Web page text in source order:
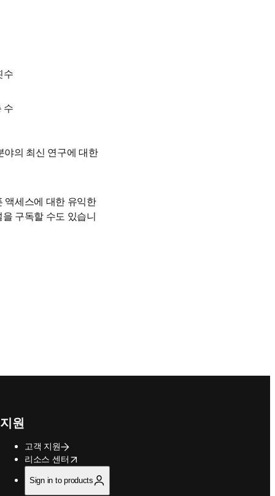
수
수
야의 최신 연구에 대한
액세스에 대한 유익한
구독할 수도 있습니
지원
고객 지원
리소스 센터
opens in new tab/window
Sign in to products